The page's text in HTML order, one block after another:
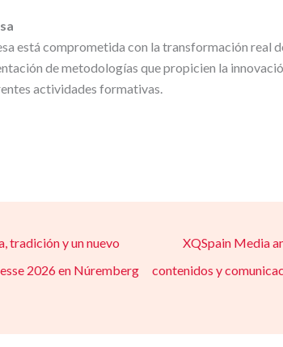
está comprometida con la transformación real
de metodologías que propicien la
actividades formativas.
tradición y un nuevo
2026 en Núremberg
XQSpain Media
contenidos y